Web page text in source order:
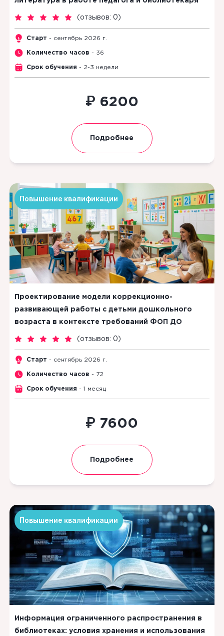
( отзывов: 0 )
Старт - сентябрь 2026 г.
Количество часов - 36
Срок обучения - 2-3 недели
₽ 6200
Подробнее
Повышение квалификации
Проектирование модели коррекционно-
развивающей работы с детьми дошкольного
возраста в контексте требований ФОП ДО
( отзывов: 0 )
Старт - сентябрь 2026 г.
Количество часов - 72
Срок обучения - 1 месяц
₽ 7600
Подробнее
Повышение квалификации
Информация ограниченного распространения в
библиотеках: условия хранения и использования